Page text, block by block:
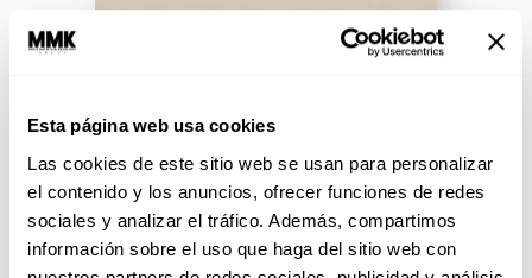
Esta página web usa cookies
Las cookies de este sitio web se usan para personalizar
el contenido y los anuncios, ofrecer funciones de redes
sociales y analizar el tráfico. Además, compartimos
información sobre el uso que haga del sitio web con
Lujo para la piel